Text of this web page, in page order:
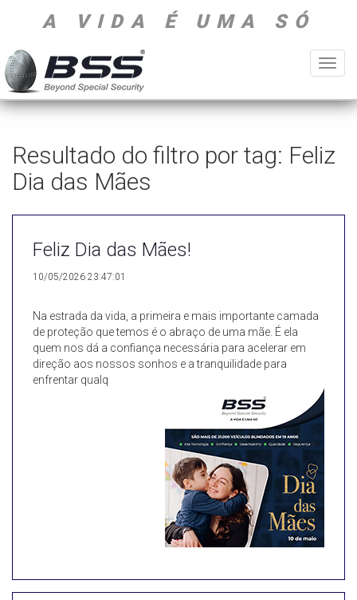
A VIDA É UMA SÓ
Resultado do filtro por tag: Feliz
Dia das Mães
Feliz Dia das Mães!
10/05/2026 23:47:01
Na estrada da vida, a primeira e mais importante camada
de proteção que temos é o abraço de uma mãe. É ela
quem nos dá a confiança necessária para acelerar em
direção aos nossos sonhos e a tranquilidade para
enfrentar qualq